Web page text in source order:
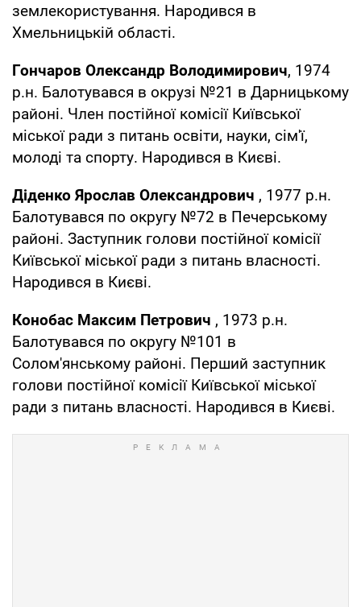
землекористування. Народився в
Хмельницькій області.
Гончаров Олександр Володимирович, 1974
р.н. Балотувався в окрузі №21 в Дарницькому
районі. Член постійної комісії Київської
міської ради з питань освіти, науки, сім'ї,
молоді та спорту. Народився в Києві.
Діденко Ярослав Олександрович , 1977 р.н.
Балотувався по округу №72 в Печерському
районі. Заступник голови постійної комісії
Київської міської ради з питань власності.
Народився в Києві.
Конобас Максим Петрович , 1973 р.н.
Балотувався по округу №101 в
Солом'янському районі. Перший заступник
голови постійної комісії Київської міської
ради з питань власності. Народився в Києві.